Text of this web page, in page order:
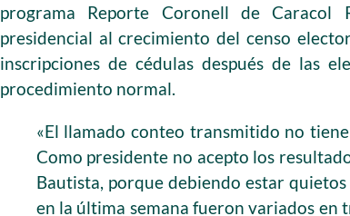
programa Reporte Coronell de Caracol
presidencial al crecimiento del censo
inscripciones de cédulas después de las
procedimiento normal.
«El llamado conteo transmitido no
Como presidente no acepto los
Bautista, porque debiendo estar
en la última semana fueron variados en